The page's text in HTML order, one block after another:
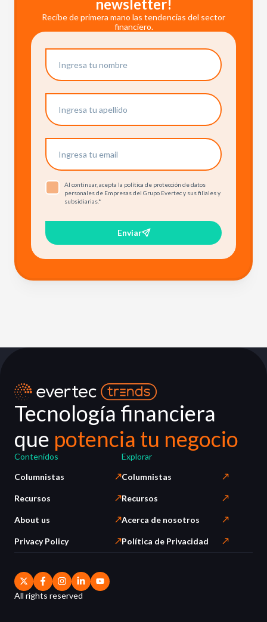
newsletter!
Recibe de primera mano las tendencias del sector
financiero.
Al continuar, acepta la política de protección de datos
personales de Empresas del Grupo Evertec y sus filiales y
subsidiarias.*
Enviar
Tecnología financiera
que potencia tu negocio
Contenidos
Columnistas
Recursos
About us
Privacy Policy
Explorar
Columnistas
Recursos
Acerca de nosotros
Política de Privacidad
All rights reserved